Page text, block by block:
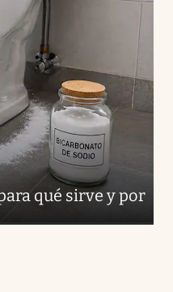
qué sirve y por